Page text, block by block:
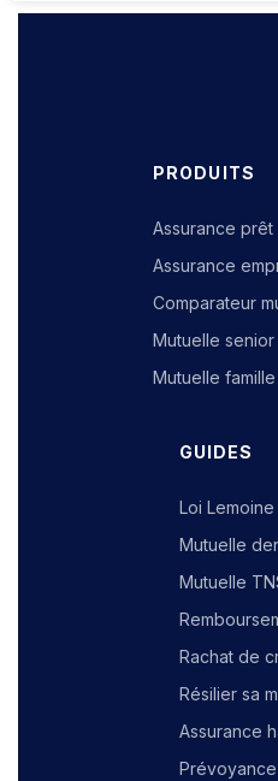
PRODUITS
Assurance prêt
Assurance
Comparateur
Mutuelle senior
Mutuelle famille
GUIDES
Loi
Mutuelle
Mutuelle
Rachat de
Résilier sa
Assurance